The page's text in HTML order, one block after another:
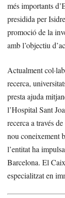
més importants
presidida per
promoció de la
amb l’objectiu
Actualment
recerca,
presta ajuda
l’Hospital Sant
recerca a través
nou coneixement
l’entitat ha
Barcelona. El
especialitzat en